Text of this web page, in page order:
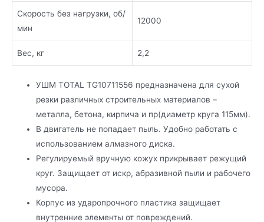
Cкорость без нагрузки, об/
мин
12000
Вес, кг 2,2
УШМ TOTAL TG10711556 предназначена для сухой
резки различных строительных материалов –
металла, бетона, кирпича и пр(диаметр круга 115мм).
В двигатель не попадает пыль. Удобно работать с
использованием алмазного диска.
Регулируемый вручную кожух прикрывает режущий
круг. Защищает от искр, абразивной пыли и рабочего
мусора.
Корпус из ударопрочного пластика защищает
внутренние элементы от повреждений.